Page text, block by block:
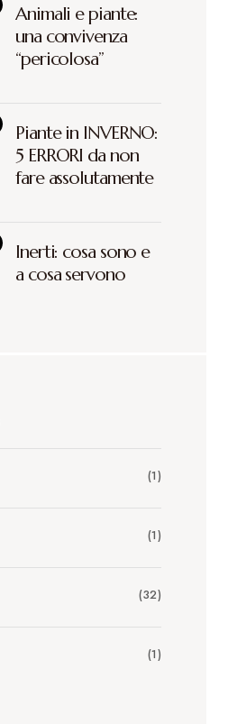
Animali e piante:
una convivenza
“pericolosa”
Piante in INVERNO:
5 ERRORI da non
fare assolutamente
Inerti: cosa sono e
a cosa servono
(1)
(1)
(32)
(1)